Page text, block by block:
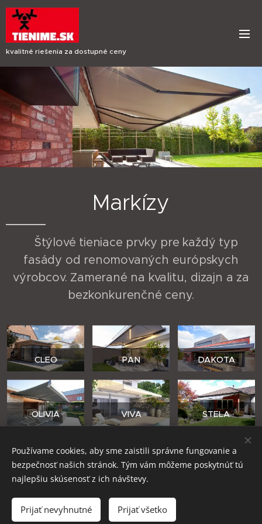
kvalitné riešenia za dostupné ceny
Markízy
Štýlové tieniace prvky pre každý typ
fasády od renomovaných európskych
výrobcov. Zamerané na kvalitu, dizajn a za
bezkonkurenčné ceny.
CLEO PAN DAKOTA
OLIVIA VIVA STELA
TRENTINO TOSCANA ANCONA
Vytvorené službou
Používame cookies, aby sme zaistili správne fungovanie a
bezpečnosť našich stránok. Tým vám môžeme poskytnúť tú
najlepšiu skúsenosť z ich návštevy.
Prijať nevyhnutné Prijať všetko